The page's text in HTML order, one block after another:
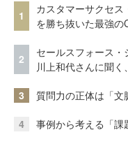
1
カスタマーサクセ
を勝ち抜いた最強
2
セールスフォース・
川上和代さんに聞
3 質問力の正体は「文
4 事例から考える「課